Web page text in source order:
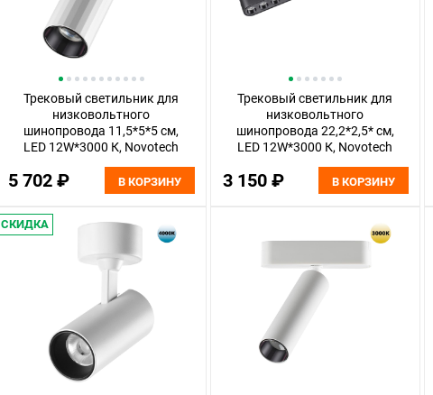
Трековый светильник для
низковольтного
шинопровода 11,5*5*5 см,
LED 12W*3000 К, Novotech
5 702 ₽ В КОРЗИНУ
Трековый светильник для
низковольтного
шинопровода 22,2*2,5* см,
LED 12W*3000 К, Novotech
3 150 ₽ В КОРЗИНУ
СКИДКА